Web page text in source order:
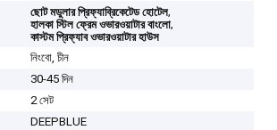
ছোট মডুলার প্রিফ্যাব্রিকেটেড হোটেল,
হালকা স্টিল ফ্রেম ওভারওয়াটার বাংলো,
কাস্টম প্রিফ্যাব ওভারওয়াটার হাউস
নিংবো, চীন
30-45 দিন
2 সেট
DEEPBLUE